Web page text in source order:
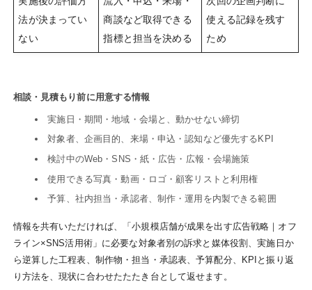
法が決まってい
ない
商談など取得できる
指標と担当を決める
使える記録を残す
ため
相談・見積もり前に用意する情報
実施日・期間・地域・会場と、動かせない締切
対象者、企画目的、来場・申込・認知など優先するKPI
検討中のWeb・SNS・紙・広告・広報・会場施策
使用できる写真・動画・ロゴ・顧客リストと利用権
予算、社内担当・承認者、制作・運用を内製できる範囲
情報を共有いただければ、「小規模店舗が成果を出す広告戦略｜オフ
ライン×SNS活用術」に必要な対象者別の訴求と媒体役割、実施日か
ら逆算した工程表、制作物・担当・承認表、予算配分、KPIと振り返
り方法を、現状に合わせたたたき台として返せます。